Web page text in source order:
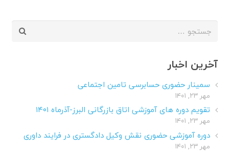
جستجو
آخرین اخبار
سمینار حضوری حسابرسی تامین اجتماعی
مهر ۲۳, ۱۴۰۱
تقویم دوره های آموزشی اتاق بازرگانی البرز-آذرماه ۱۴۰۱
مهر ۲۳, ۱۴۰۱
دوره آموزشی حضوری نقش وکیل دادگستری در فرایند داوری
مهر ۲۳, ۱۴۰۱